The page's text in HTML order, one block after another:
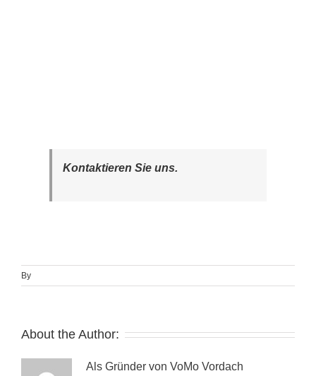
Kontaktieren Sie uns.
By
About the Author:
Als Gründer von VoMo Vordach